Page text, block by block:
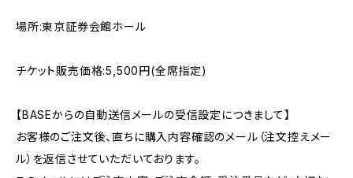
場所:東京証券会館ホール
チケット販売価格:5,500円(全席指定)
【BASEからの自動送信メールの受信設定につきまして】
お客様のご注文後、直ちに購入内容確認のメール（注文控えメー
ル）を返信させていただいております。